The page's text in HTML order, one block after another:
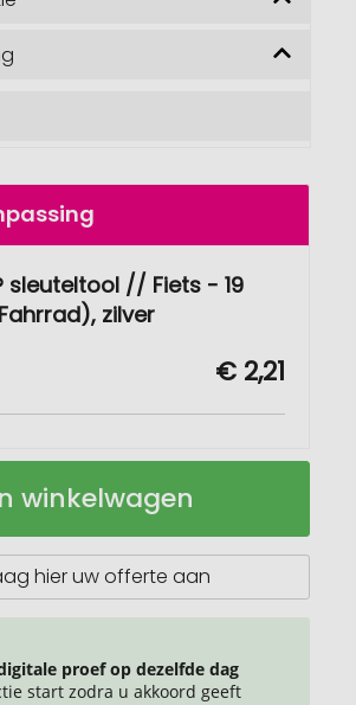
sleuteltool // Fiets - 19
zilver
€ 2,21
winkelwagen
hier uw offerte aan
proef op dezelfde dag
start zodra u akkoord geeft